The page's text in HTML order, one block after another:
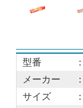
型番 ：
メーカー
：
サイズ
：